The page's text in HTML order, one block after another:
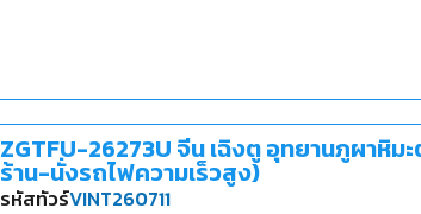
ZGTFU-26273U จีน เฉิงตู อุทยานภูผาหิม
ร้าน-นั่งรถไฟความเร็วสูง)
รหัสทัวร์VINT260711